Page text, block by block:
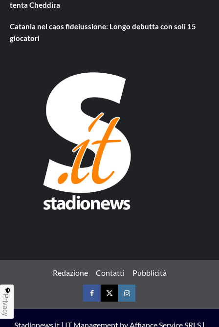
tenta Cheddira
Catania nel caos fideiussione: Longo debutta con soli 15
giocatori
Redazione Contatti Pubblicità
FacebookTwitterInstagram
Stadionews.it | IT Management by Affiance Service SRLS |
Privacy